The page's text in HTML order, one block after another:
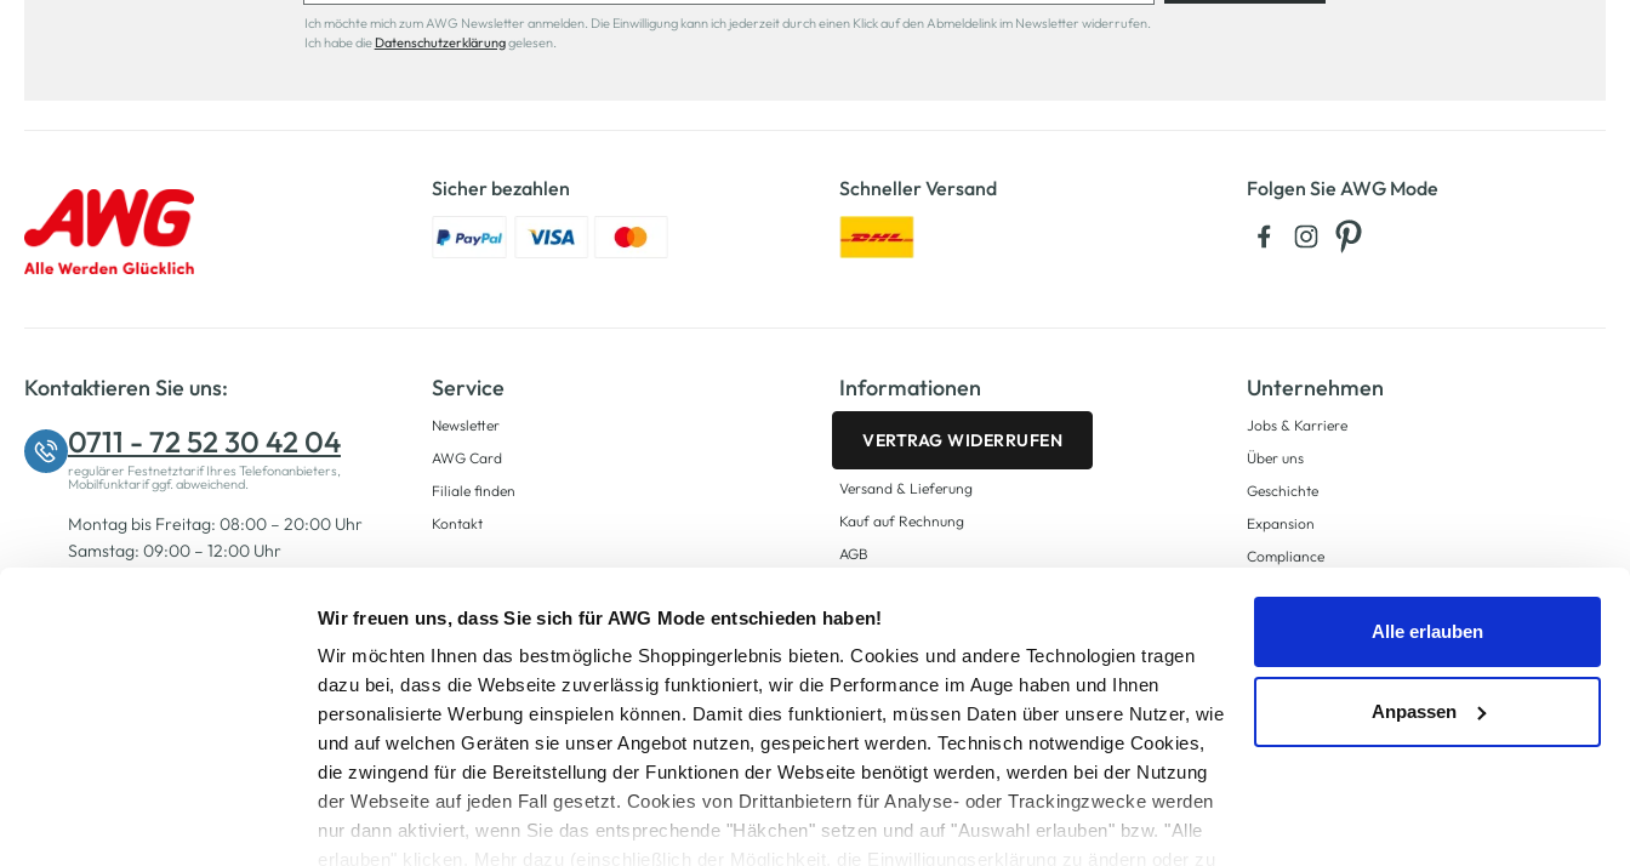
Wir freuen uns, dass Sie sich für AWG Mode entschieden haben!
Wir möchten Ihnen das bestmögliche Shoppingerlebnis bieten. Cookies und andere Technologien tragen
dazu bei, dass die Webseite zuverlässig funktioniert, wir die Performance im Auge haben und Ihnen
personalisierte Werbung einspielen können. Damit dies funktioniert, müssen Daten über unsere Nutzer, wie
und auf welchen Geräten sie unser Angebot nutzen, gespeichert werden. Technisch notwendige Cookies,
die zwingend für die Bereitstellung der Funktionen der Webseite benötigt werden, werden bei der Nutzung
der Webseite auf jeden Fall gesetzt. Cookies von Drittanbietern für Analyse- oder Trackingzwecke werden
nur dann aktiviert, wenn Sie das entsprechende "Häkchen" setzen und auf "Auswahl erlauben" bzw. "Alle
erlauben" klicken. Mehr dazu (einschließlich der Möglichkeit, die Einwilligungserklärung zu ändern oder zu
Alle erlauben
Anpassen
Ich möchte mich zum AWG Newsletter anmelden. Die Einwilligung kann ich jederzeit durch einen Klick auf den Abmeldelink im Newsletter widerrufen.
Ich habe die Datenschutzerklärunggelesen.
Sicher bezahlen Schneller Versand Folgen Sie AWG Mode
Kontaktieren Sie uns:
0711 - 72 52 30 42 04
regulärer Festnetztarif Ihres Telefonanbieters,
Mobilfunktarif ggf. abweichend.
Montag bis Freitag: 08:00 – 20:00 Uhr
Samstag: 09:00 – 12:00 Uhr
Service
Newsletter
AWG Card
Filiale finden
Kontakt
Informationen
VERTRAG WIDERRUFEN
Versand & Lieferung
Kauf auf Rechnung
AGB
Zahlungsarten
Datenschutz
AWG CARD Teilnahmebedingungen
Unternehmen
Jobs & Karriere
Über uns
Geschichte
Expansion
Compliance
Supply Chain Due Diligence
Alle Preise inkl. gesetzl. Mehrwertsteuer zzgl.